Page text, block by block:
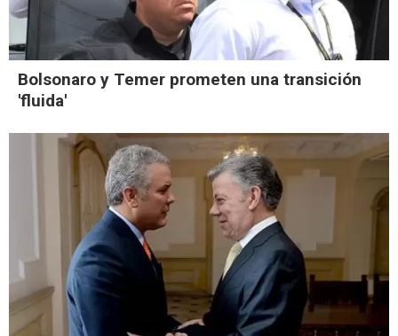
Bolsonaro y Temer prometen una transición
'fluida'